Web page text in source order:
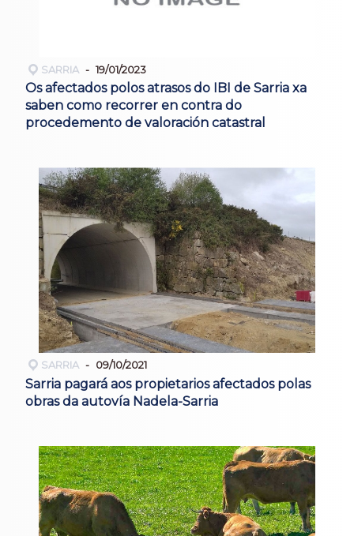
SARRIA 19/01/2023
Os afectados polos atrasos do IBI de Sarria xa
saben como recorrer en contra do
procedemento de valoración catastral
SARRIA 09/10/2021
Sarria pagará aos propietarios afectados polas
obras da autovía Nadela-Sarria